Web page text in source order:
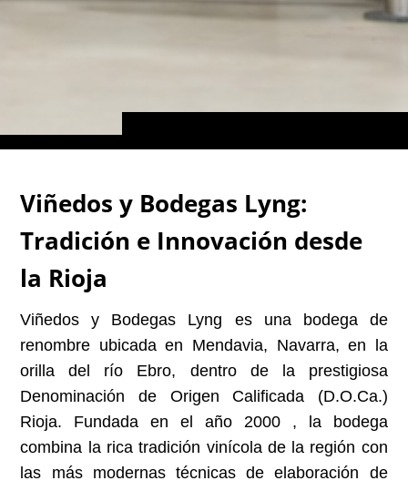
Viñedos y Bodegas Lyng:
Tradición e Innovación desde
la Rioja
Viñedos y Bodegas Lyng es una bodega de
renombre ubicada en Mendavia, Navarra, en la
orilla del río Ebro, dentro de la prestigiosa
Denominación de Origen Calificada (D.O.Ca.)
Rioja. Fundada en el año 2000 , la bodega
combina la rica tradición vinícola de la región con
las más modernas técnicas de elaboración de